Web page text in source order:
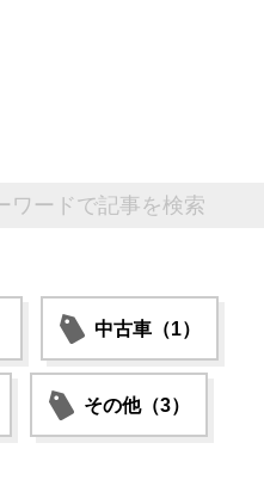
中古車（1）
その他（3）